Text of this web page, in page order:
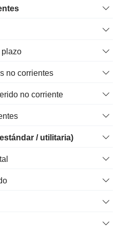
no corrientes
no corriente
/ utilitaria)